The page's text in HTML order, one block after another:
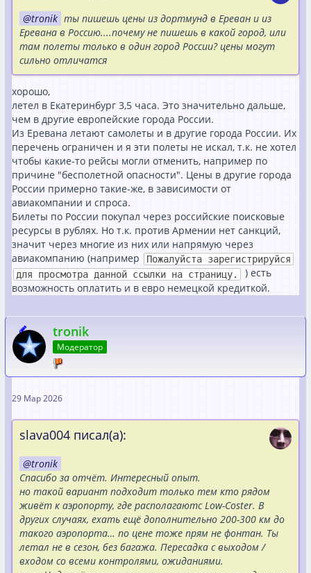
tronik ты пишешь цены из дортмунд в Ереван и из
Еревана в Россию....почему не пишешь в какой город, или
там полеты только в один город России? цены могут
сильно отличатся
хорошо,
летел в Екатеринбург 3,5 часа. Это значительно дальше,
чем в другие европейские города России.
Из Еревана летают самолеты и в другие города России. Их
перечень ограничен и я эти полеты не искал, т.к. не хотел
чтобы какие-то рейсы могли отменить, например по
причине "бесполетной опасности". Цены в другие города
России примерно такие-же, в зависимости от
авиакомпании и спроса.
Билеты по России покупал через российские поисковые
ресурсы в рублях. Но т.к. против Армении нет санкций,
значит через многие из них или напрямую через
авиакомпанию (например
Пожалуйста зарегистрируйся
для просмотра данной ссылки на страницу.
) есть
возможность оплатить и в евро немецкой кредиткой.
tronik
Модератор
29 Мар 2026
slava004 писал(а):
tronik
Спасибо за отчёт. Интересный опыт.
но такой вариант подходит только тем кто рядом
живёт к аэропорту, где располагаютс Low-Coster. В
других случаях, ехать ещё дополнительно 200-300 км до
такого аэропорта… по цене тоже прям не фонтан. Ты
летал не в сезон, без багажа. Пересадка с выходом /
входом со всеми контролями, ожиданиями.